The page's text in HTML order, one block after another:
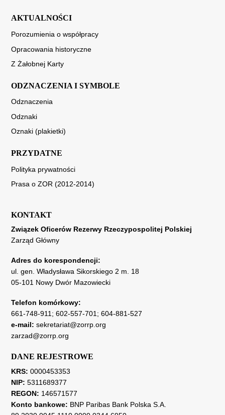
AKTUALNOŚCI
Porozumienia o współpracy
Opracowania historyczne
Z Żałobnej Karty
ODZNACZENIA I SYMBOLE
Odznaczenia
Odznaki
Oznaki (plakietki)
PRZYDATNE
Polityka prywatności
Prasa o ZOR (2012-2014)
KONTAKT
Związek Oficerów Rezerwy Rzeczypospolitej Polskiej
Zarząd Główny
Adres do korespondencji:
ul. gen. Władysława Sikorskiego 2 m. 18
05-101 Nowy Dwór Mazowiecki
Telefon komórkowy:
661-748-911 ; 602-557-701 ; 604-881-527
e-mail: sekretariat@zorrp.org
zarzad@zorrp.org
DANE REJESTROWE
KRS: 0000453353
NIP: 5311689377
REGON: 146571577
Konto bankowe: BNP Paribas Bank Polska S.A.